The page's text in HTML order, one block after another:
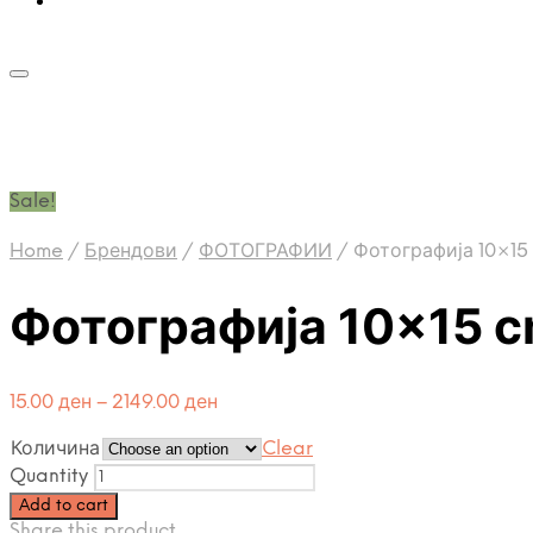
Sale!
Home / Брендови / ФОТОГРАФИИ / Фотографија 10×15
Фотографија 10×15
15.00 ден – 2149.00 ден
Количина
Clear
Quantity
Add to cart